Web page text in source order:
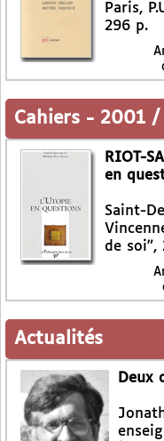
Paris,
296 p.
Cahiers - 2001 /
RIOT-
en
Saint-
de soi",
Actualités
Deux